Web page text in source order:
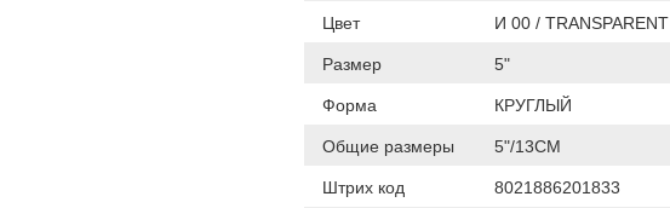
Цвет И 00 / TRANSPARENT
Размер 5"
Форма КРУГЛЫЙ
Общие размеры 5"/13СМ
Штрих код 8021886201833